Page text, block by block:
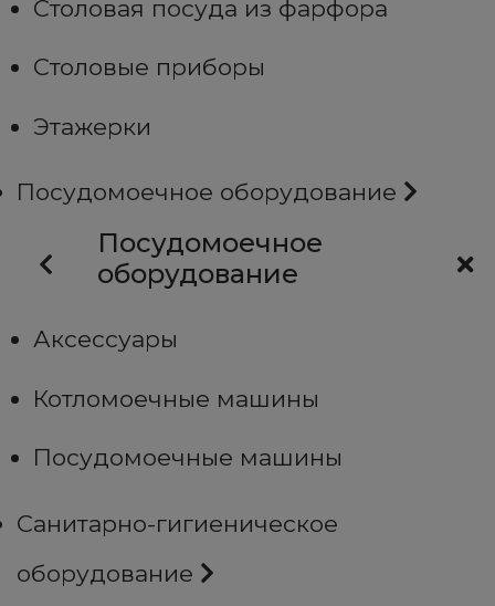
Столовая посуда из фарфора
Столовые приборы
Этажерки
Посудомоечное оборудование
Посудомоечное
оборудование
Аксессуары
Котломоечные машины
Посудомоечные машины
Санитарно-гигиеническое
оборудование